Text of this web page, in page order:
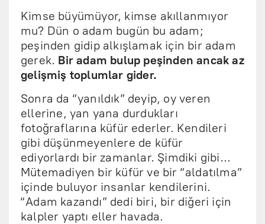
Kimse büyümüyor, kimse akıllanmıyor
mu? Dün o adam bugün bu adam;
peşinden gidip alkışlamak için bir adam
gerek. Bir adam bulup peşinden ancak az
gelişmiş toplumlar gider.
Sonra da “yanıldık” deyip, oy veren
ellerine, yan yana durdukları
fotoğraflarına küfür ederler. Kendileri
gibi düşünmeyenlere de küfür
ediyorlardı bir zamanlar. Şimdiki gibi…
Mütemadiyen bir küfür ve bir “aldatılma”
içinde buluyor insanlar kendilerini.
“Adam kazandı” dedi biri, bir diğeri için
kalpler yaptı eller havada.